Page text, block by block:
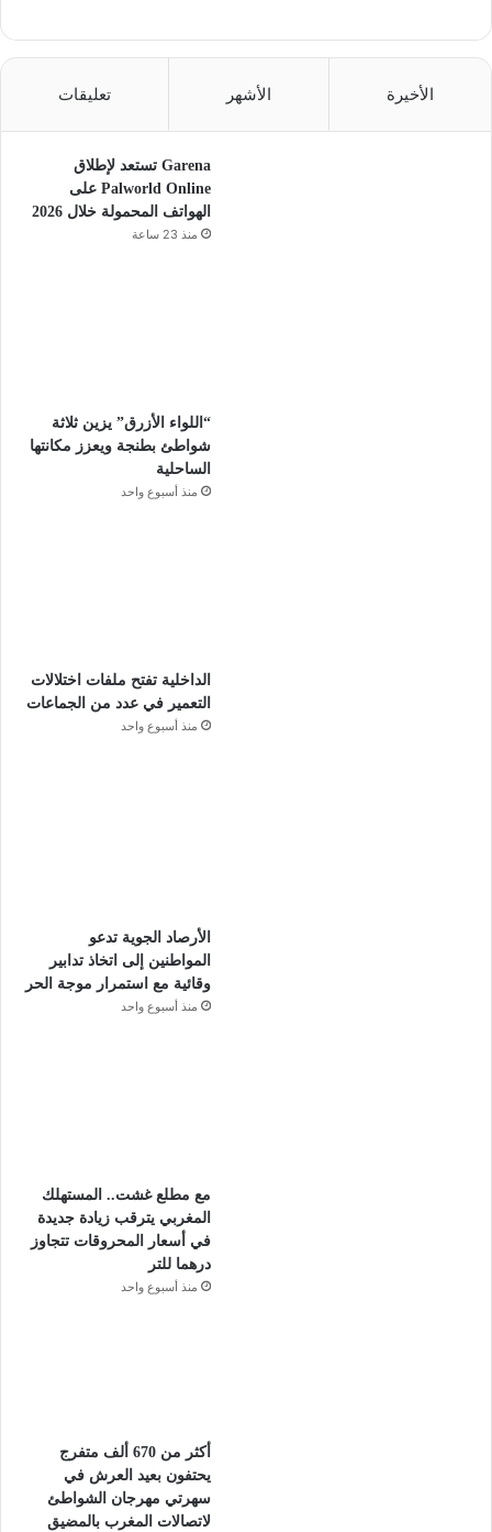
الأخيرة الأشهر تعليقات
Garena تستعد لإطلاق
Palworld Online على
الهواتف المحمولة خلال 2026
منذ 23 ساعة
“اللواء الأزرق” يزين ثلاثة
شواطئ بطنجة ويعزز مكانتها
الساحلية
منذ أسبوع واحد
الداخلية تفتح ملفات اختلالات
التعمير في عدد من الجماعات
منذ أسبوع واحد
الأرصاد الجوية تدعو
المواطنين إلى اتخاذ تدابير
وقائية مع استمرار موجة الحر
منذ أسبوع واحد
مع مطلع غشت.. المستهلك
المغربي يترقب زيادة جديدة
في أسعار المحروقات تتجاوز
درهما للتر
منذ أسبوع واحد
أكثر من 670 ألف متفرج
يحتفون بعيد العرش في
سهرتي مهرجان الشواطئ
لاتصالات المغرب بالمضيق